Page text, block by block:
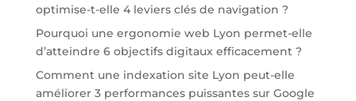
optimise-t-elle 4 leviers clés de navigation ?
Pourquoi une ergonomie web Lyon permet-elle
d’atteindre 6 objectifs digitaux efficacement ?
Comment une indexation site Lyon peut-elle
améliorer 3 performances puissantes sur Google